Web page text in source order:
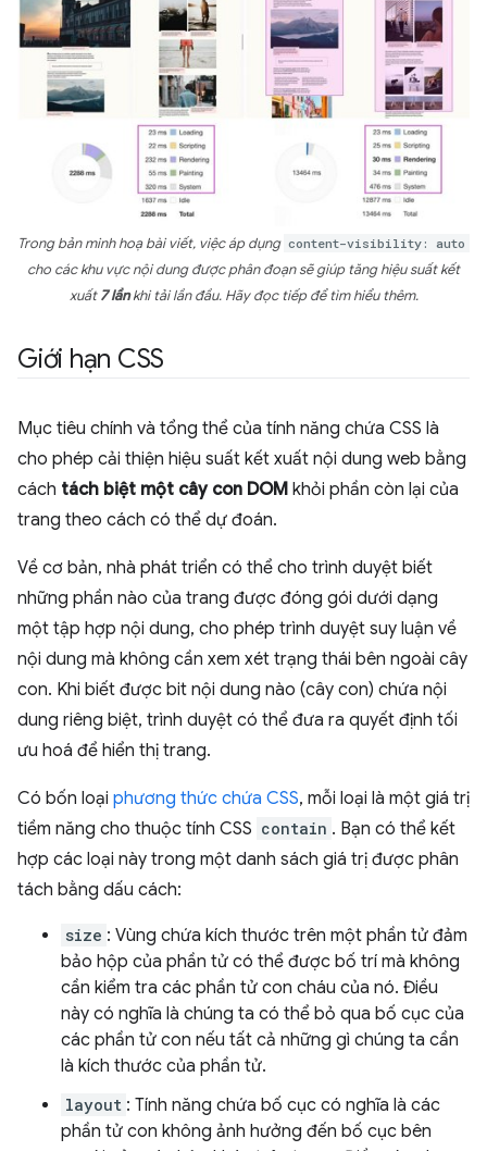
Trong bản minh hoạ bài viết, việc áp dụng content-visibility: auto
cho các khu vực nội dung được phân đoạn sẽ giúp tăng hiệu suất kết
xuất7 lầnkhi tải lần đầu. Hãy đọc tiếp để tìm hiểu thêm.
Giới hạn CSS
Mục tiêu chính và tổng thể của tính năng chứa CSS là
cho phép cải thiện hiệu suất kết xuất nội dung web bằng
cách tách biệt một cây con DOM khỏi phần còn lại của
trang theo cách có thể dự đoán.
Về cơ bản, nhà phát triển có thể cho trình duyệt biết
những phần nào của trang được đóng gói dưới dạng
một tập hợp nội dung, cho phép trình duyệt suy luận về
nội dung mà không cần xem xét trạng thái bên ngoài cây
con. Khi biết được bit nội dung nào (cây con) chứa nội
dung riêng biệt, trình duyệt có thể đưa ra quyết định tối
ưu hoá để hiển thị trang.
Có bốn loại phương thức chứa CSS, mỗi loại là một giá trị
tiềm năng cho thuộc tính CSS contain . Bạn có thể kết
hợp các loại này trong một danh sách giá trị được phân
tách bằng dấu cách:
size : Vùng chứa kích thước trên một phần tử đảm
bảo hộp của phần tử có thể được bố trí mà không
cần kiểm tra các phần tử con cháu của nó. Điều
này có nghĩa là chúng ta có thể bỏ qua bố cục của
các phần tử con nếu tất cả những gì chúng ta cần
là kích thước của phần tử.
layout : Tính năng chứa bố cục có nghĩa là các
phần tử con không ảnh hưởng đến bố cục bên